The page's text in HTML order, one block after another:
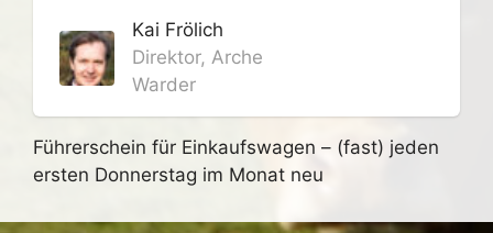
Kai Frölich
Direktor, Arche
Warder
Führerschein für Einkaufswagen – (fast) jeden
ersten Donnerstag im Monat neu